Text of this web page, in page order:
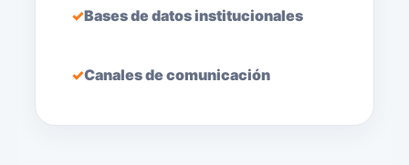
Bases de datos institucionales
Canales de comunicación